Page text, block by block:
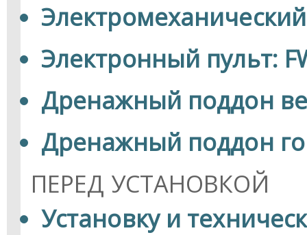
Электромеханический
Электронный пульт:
Дренажный поддон
Дренажный поддон
ПЕРЕД УСТАНОВКОЙ
Установку и